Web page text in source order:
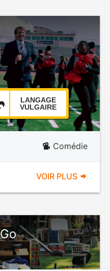
LANGAGE
VULGAIRE
Comédie
VOIR PLUS